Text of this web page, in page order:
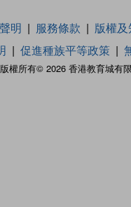
版權所有© 2026 香港教育城有
明 服務條款
版權
促進種族平等政策